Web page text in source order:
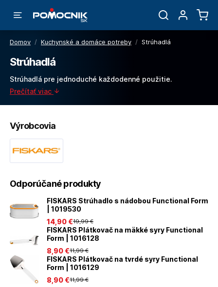
Domov / Kuchynské a domáce potreby / Strúhadlá
Strúhadlá
Strúhadlá pre jednoduché každodenné použitie.
Prečítať viac
Výrobcovia
Odporúčané produkty
FISKARS Strúhadlo s nádobou Functional Form
| 1019530
19,99 €
14 ,90 €
FISKARS Plátkovač na mäkké syry Functional
Form | 1016128
11,99 €
8 ,90 €
FISKARS Plátkovač na tvrdé syry Functional
Form | 1016129
11,99 €
8 ,90 €